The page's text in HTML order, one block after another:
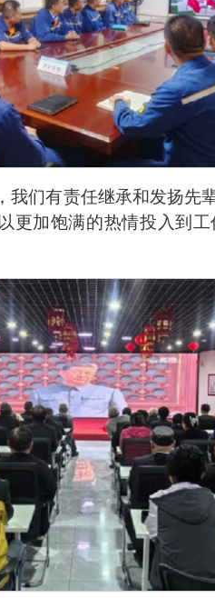
我们有责任继承和发扬先
更加饱满的热情投入到